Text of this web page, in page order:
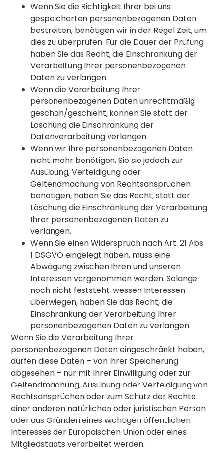
Wenn Sie die Richtigkeit Ihrer bei uns
gespeicherten personenbezogenen Daten
bestreiten, benötigen wir in der Regel Zeit, um
dies zu überprüfen. Für die Dauer der Prüfung
haben Sie das Recht, die Einschränkung der
Verarbeitung Ihrer personenbezogenen
Daten zu verlangen.
Wenn die Verarbeitung Ihrer
personenbezogenen Daten unrechtmäßig
geschah/geschieht, können Sie statt der
Löschung die Einschränkung der
Datenverarbeitung verlangen.
Wenn wir Ihre personenbezogenen Daten
nicht mehr benötigen, Sie sie jedoch zur
Ausübung, Verteidigung oder
Geltendmachung von Rechtsansprüchen
benötigen, haben Sie das Recht, statt der
Löschung die Einschränkung der Verarbeitung
Ihrer personenbezogenen Daten zu
verlangen.
Wenn Sie einen Widerspruch nach Art. 21 Abs.
1 DSGVO eingelegt haben, muss eine
Abwägung zwischen Ihren und unseren
Interessen vorgenommen werden. Solange
noch nicht feststeht, wessen Interessen
überwiegen, haben Sie das Recht, die
Einschränkung der Verarbeitung Ihrer
personenbezogenen Daten zu verlangen.
Wenn Sie die Verarbeitung Ihrer
personenbezogenen Daten eingeschränkt haben,
dürfen diese Daten – von ihrer Speicherung
abgesehen – nur mit Ihrer Einwilligung oder zur
Geltendmachung, Ausübung oder Verteidigung von
Rechtsansprüchen oder zum Schutz der Rechte
einer anderen natürlichen oder juristischen Person
oder aus Gründen eines wichtigen öffentlichen
Interesses der Europäischen Union oder eines
Mitgliedstaats verarbeitet werden.